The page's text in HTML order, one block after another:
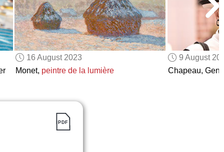
GIFT CARDS
OTHER LANGUAGES
ABOUT US
ALEXA
ADJUST COLORS
16 August 2023
Monet, peintre de la lumière
9 August
Chapeau,